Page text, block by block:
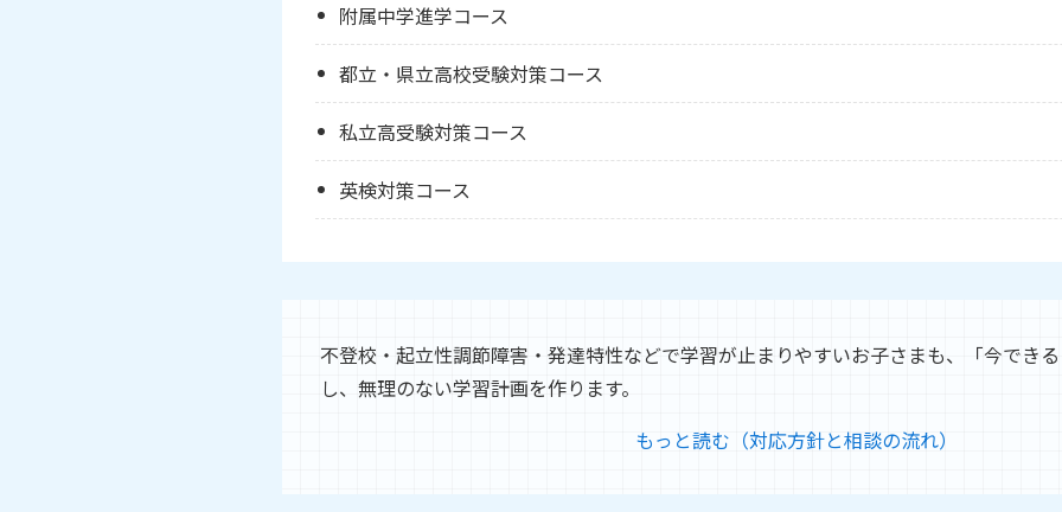
附属中学進学コース
都立・県立高校受験対策コース
私立高受験対策コース
英検対策コース
不登校・起立性調節障害・発達特性などで学習が止まりやすいお子さまも、「今でき
し、無理のない学習計画を作ります。
もっと読む（対応方針と相談の流れ）